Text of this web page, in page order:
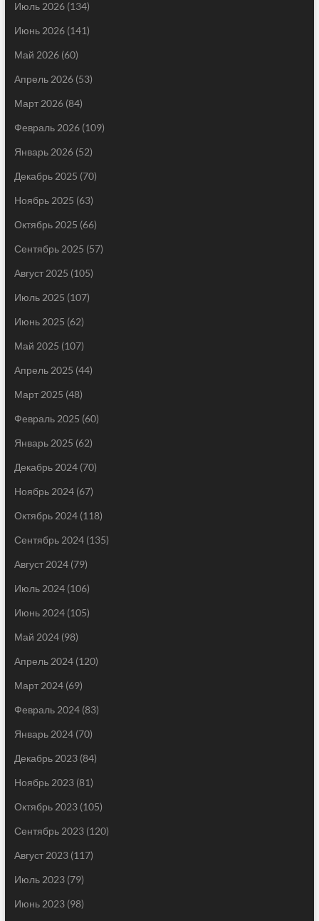
Июль 2026(134)
Июнь 2026(141)
Май 2026(60)
Апрель 2026(53)
Март 2026(84)
Февраль 2026(109)
Январь 2026(52)
Декабрь 2025 (70)
Ноябрь 2025 (63)
Октябрь 2025 (66)
Сентябрь 2025 (57)
Август 2025 (105)
Июль 2025 (107)
Июнь 2025 (62)
Май 2025 (107)
Апрель 2025 (44)
Март 2025 (48)
Февраль 2025 (60)
Январь 2025 (62)
Декабрь 2024(70)
Ноябрь 2024(67)
Октябрь 2024(118)
Сентябрь 2024(135)
Август 2024(79)
Июль 2024(106)
Июнь 2024(105)
Май 2024(98)
Апрель 2024(120)
Март 2024(69)
Февраль 2024(83)
Январь 2024(70)
Декабрь 2023(84)
Ноябрь 2023(81)
Октябрь 2023(105)
Сентябрь 2023(120)
Август 2023(117)
Июль 2023(79)
Июнь 2023(98)